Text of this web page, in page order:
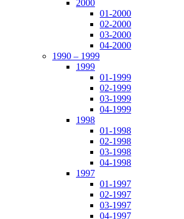
2000
01-2000
02-2000
03-2000
04-2000
1990 – 1999
1999
01-1999
02-1999
03-1999
04-1999
1998
01-1998
02-1998
03-1998
04-1998
1997
01-1997
02-1997
03-1997
04-1997